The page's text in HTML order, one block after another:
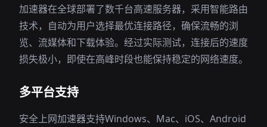
加速器在全球部署了数千台高速服务器，采用智能路由
技术，自动为用户选择最优连接路径，确保流畅的浏
览、流媒体和下载体验。经过实际测试，连接后的速度
损失极小，即使在高峰时段也能保持稳定的网络速度。
多平台支持
安全上网加速器支持Windows、Mac、iOS、Android